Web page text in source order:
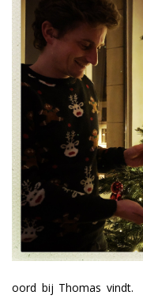
oord bij Thomas vindt.